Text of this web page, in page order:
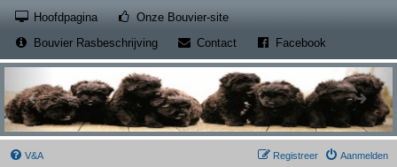
Hoofdpagina Onze Bouvier-site(Opens a new tab)
Bouvier Rasbeschrijving
Contact(Opens a new tab)
Facebook
V&A Aanmelden
Registreer